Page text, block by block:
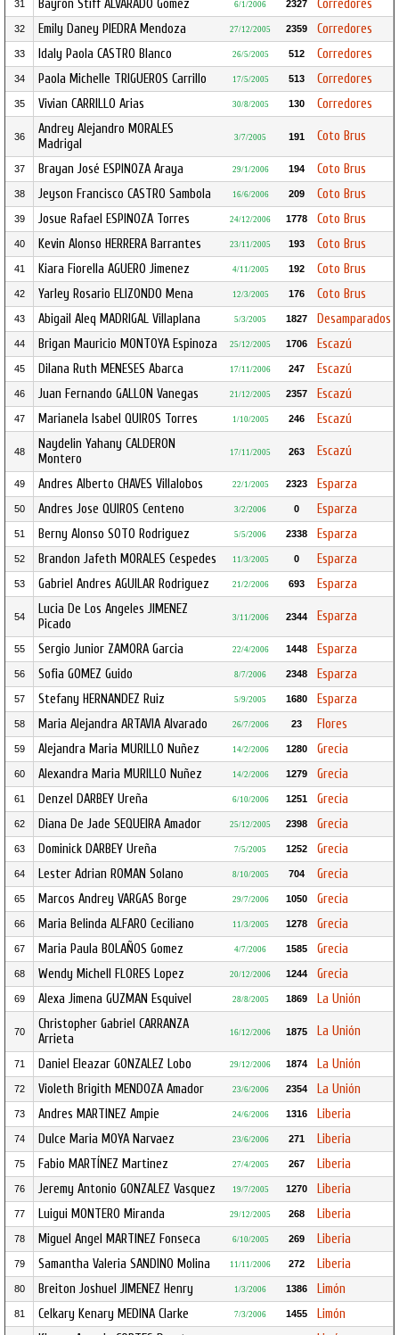
31 Bayron Stiff ALVARADO Gomez 6/1/2006 2327 Corredores
32 Emily Daney PIEDRA Mendoza 27/12/2005 2359 Corredores
33 Idaly Paola CASTRO Blanco 26/5/2005 512 Corredores
34 Paola Michelle TRIGUEROS Carrillo 17/5/2005 513 Corredores
35 Vivian CARRILLO Arias 30/8/2005 130 Corredores
36
Andrey Alejandro MORALES
Madrigal
3/7/2005 191 Coto Brus
37 Brayan José ESPINOZA Araya 29/1/2006 194 Coto Brus
38 Jeyson Francisco CASTRO Sambola 16/6/2006 209 Coto Brus
39 Josue Rafael ESPINOZA Torres 24/12/2006 1778 Coto Brus
40 Kevin Alonso HERRERA Barrantes 23/11/2005 193 Coto Brus
41 Kiara Fiorella AGUERO Jimenez 4/11/2005 192 Coto Brus
42 Yarley Rosario ELIZONDO Mena 12/3/2005 176 Coto Brus
43 Abigail Aleq MADRIGAL Villaplana 5/3/2005 1827 Desamparados
44 Brigan Mauricio MONTOYA Espinoza 25/12/2005 1706 Escazú
45 Dilana Ruth MENESES Abarca 17/11/2006 247 Escazú
46 Juan Fernando GALLON Vanegas 21/12/2005 2357 Escazú
47 Marianela Isabel QUIROS Torres 1/10/2005 246 Escazú
48
Naydelin Yahany CALDERON
Montero
17/11/2005 263 Escazú
49 Andres Alberto CHAVES Villalobos 22/1/2005 2323 Esparza
50 Andres Jose QUIROS Centeno 3/2/2006 0 Esparza
51 Berny Alonso SOTO Rodriguez 5/5/2006 2338 Esparza
52 Brandon Jafeth MORALES Cespedes 11/3/2005 0 Esparza
53 Gabriel Andres AGUILAR Rodriguez 21/2/2006 693 Esparza
54
Lucia De Los Angeles JIMENEZ
Picado
3/11/2006 2344 Esparza
55 Sergio Junior ZAMORA Garcia 22/4/2006 1448 Esparza
56 Sofia GOMEZ Guido 8/7/2006 2348 Esparza
57 Stefany HERNANDEZ Ruiz 5/9/2005 1680 Esparza
58 Maria Alejandra ARTAVIA Alvarado 26/7/2006 23 Flores
59 Alejandra Maria MURILLO Nuñez 14/2/2006 1280 Grecia
60 Alexandra Maria MURILLO Nuñez 14/2/2006 1279 Grecia
61 Denzel DARBEY Ureña 6/10/2006 1251 Grecia
62 Diana De Jade SEQUEIRA Amador 25/12/2005 2398 Grecia
63 Dominick DARBEY Ureña 7/5/2005 1252 Grecia
64 Lester Adrian ROMAN Solano 8/10/2005 704 Grecia
65 Marcos Andrey VARGAS Borge 29/7/2006 1050 Grecia
66 Maria Belinda ALFARO Ceciliano 11/3/2005 1278 Grecia
67 Maria Paula BOLAÑOS Gomez 4/7/2006 1585 Grecia
68 Wendy Michell FLORES Lopez 20/12/2006 1244 Grecia
69 Alexa Jimena GUZMAN Esquivel 28/8/2005 1869 La Unión
70
Christopher Gabriel CARRANZA
Arrieta
16/12/2006 1875 La Unión
71 Daniel Eleazar GONZALEZ Lobo 29/12/2006 1874 La Unión
72 Violeth Brigith MENDOZA Amador 23/6/2006 2354 La Unión
73 Andres MARTINEZ Ampie 24/6/2006 1316 Liberia
74 Dulce Maria MOYA Narvaez 23/6/2006 271 Liberia
75 Fabio MARTÍNEZ Martinez 27/4/2005 267 Liberia
76 Jeremy Antonio GONZALEZ Vasquez 19/7/2005 1270 Liberia
77 Luigui MONTERO Miranda 29/12/2005 268 Liberia
78 Miguel Angel MARTINEZ Fonseca 6/10/2005 269 Liberia
79 Samantha Valeria SANDINO Molina 11/11/2006 272 Liberia
80 Breiton Joshuel JIMENEZ Henry 1/3/2006 1386 Limón
81 Celkary Kenary MEDINA Clarke 7/3/2006 1455 Limón